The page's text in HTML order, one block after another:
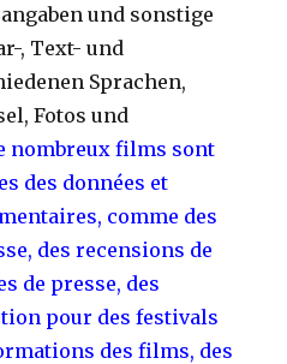
und sonstige
, Text- und
Sprachen,
Fotos und
nombreux films sont
des données et
comme des
des recensions de
de presse, des
pour des festivals
des films, des